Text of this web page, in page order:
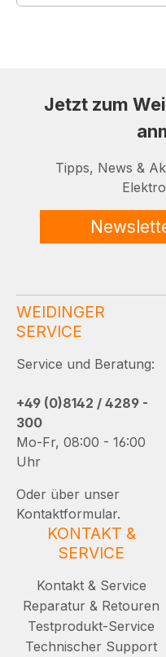
Jetzt zum
Tipps, News &
WEIDINGER
SERVICE
Service und Beratung:
+49 (0)8142 / 4289 -
300
Mo-Fr, 08:00 - 16:00
Uhr
Oder über unser
Kontaktformular.
KONTAKT &
SERVICE
Kontakt & Service
Reparatur & Retouren
Testprodukt-Service
Technischer Support